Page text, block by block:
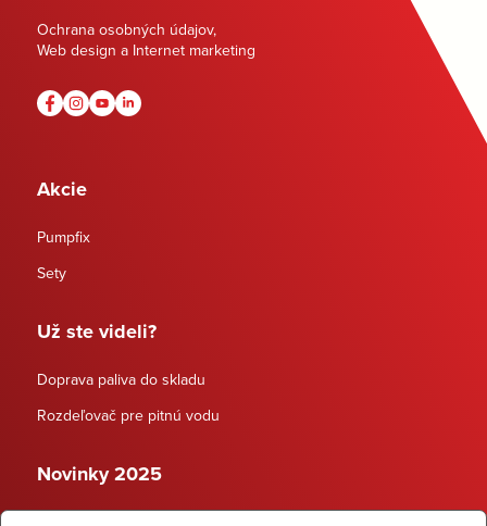
Ochrana osobných údajov,
Web design a Internet marketing
Akcie
Pumpfix
Sety
Už ste videli?
Doprava paliva do skladu
Rozdeľovač pre pitnú vodu
Novinky 2025